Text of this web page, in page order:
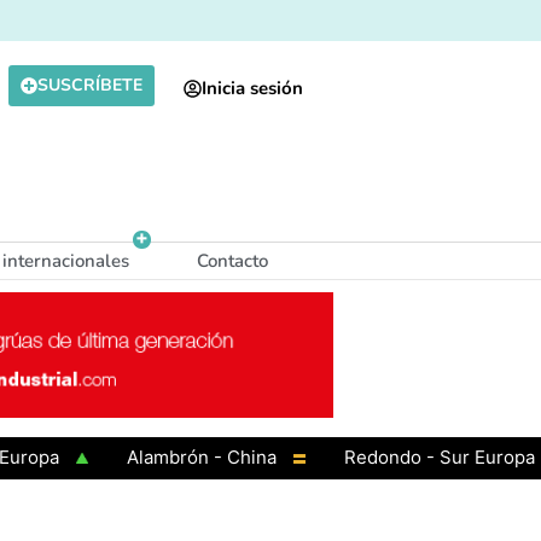
SUSCRÍBETE Inicia sesión
Contacto
Alambrón - China Redondo - Sur Europa